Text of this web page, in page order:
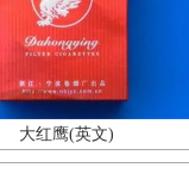
大红鹰(英文)